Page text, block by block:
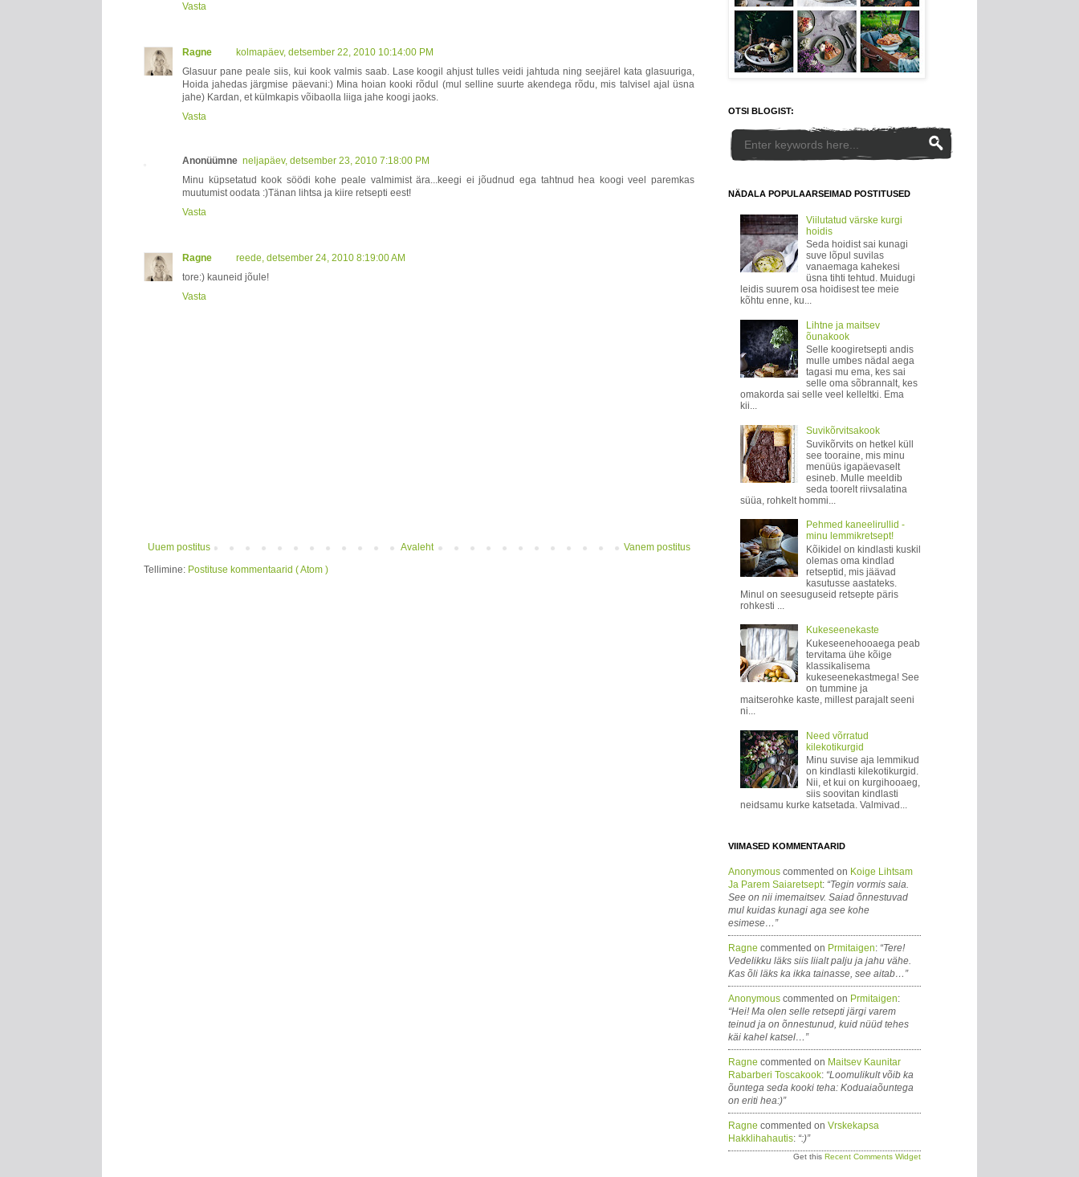
Vasta
Ragne
kolmapäev, detsember 22, 2010 10:14:00 PM
Glasuur pane peale siis, kui kook valmis saab. Lase koogil ahjust tulles veidi jahtuda ning seejärel kata glasuuriga,
Hoida jahedas järgmise päevani:) Mina hoian kooki rõdul (mul selline suurte akendega rõdu, mis talvisel ajal üsna
jahe) Kardan, et külmkapis võibaolla liiga jahe koogi jaoks.
Vasta
Anonüümne neljapäev, detsember 23, 2010 7:18:00 PM
Minu küpsetatud kook söödi kohe peale valmimist ära...keegi ei jõudnud ega tahtnud hea koogi veel paremkas
muutumist oodata :)Tänan lihtsa ja kiire retsepti eest!
Vasta
Ragne
reede, detsember 24, 2010 8:19:00 AM
tore:) kauneid jõule!
Vasta
Uuem postitus Vanem postitus
Avaleht
Tellimine: Postituse kommentaarid ( Atom )
OTSI BLOGIST:
NÄDALA POPULAARSEIMAD POSTITUSED
Viilutatud värske kurgi
hoidis
Seda hoidist sai kunagi
suve lõpul suvilas
vanaemaga kahekesi
üsna tihti tehtud. Muidugi
leidis suurem osa hoidisest tee meie
kõhtu enne, ku...
Lihtne ja maitsev
õunakook
Selle koogiretsepti andis
mulle umbes nädal aega
tagasi mu ema, kes sai
selle oma sõbrannalt, kes
omakorda sai selle veel kelleltki. Ema
kii...
Suvikõrvitsakook
Suvikõrvits on hetkel küll
see tooraine, mis minu
menüüs igapäevaselt
esineb. Mulle meeldib
seda toorelt riivsalatina
süüa, rohkelt hommi...
Pehmed kaneelirullid -
minu lemmikretsept!
Kõikidel on kindlasti kuskil
olemas oma kindlad
retseptid, mis jäävad
kasutusse aastateks.
Minul on seesuguseid retsepte päris
rohkesti ...
Kukeseenekaste
Kukeseenehooaega peab
tervitama ühe kõige
klassikalisema
kukeseenekastmega! See
on tummine ja
maitserohke kaste, millest parajalt seeni
ni...
Need võrratud
kilekotikurgid
Minu suvise aja lemmikud
on kindlasti kilekotikurgid.
Nii, et kui on kurgihooaeg,
siis soovitan kindlasti
neidsamu kurke katsetada. Valmivad...
VIIMASED KOMMENTAARID
Anonymous commented on Koige Lihtsam
Ja Parem Saiaretsept: “Tegin vormis saia.
See on nii imemaitsev. Saiad õnnestuvad
mul kuidas kunagi aga see kohe
esimese…”
Ragne commented on Prmitaigen: “Tere!
Vedelikku läks siis liialt palju ja jahu vähe.
Kas õli läks ka ikka tainasse, see aitab…”
Anonymous commented on Prmitaigen:
“Hei! Ma olen selle retsepti järgi varem
teinud ja on õnnestunud, kuid nüüd tehes
käi kahel katsel…”
Ragne commented on Maitsev Kaunitar
Rabarberi Toscakook: “Loomulikult võib ka
õuntega seda kooki teha: Koduaiaõuntega
on eriti hea:)”
Ragne commented on Vrskekapsa
Hakklihahautis: “:)”
Get this Recent Comments Widget